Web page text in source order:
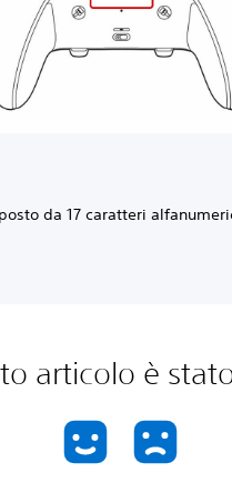
da 17 caratteri
articolo è